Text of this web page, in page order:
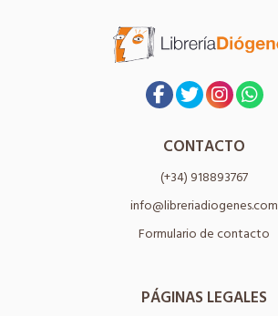
CONTACTO
(+34) 918893767
info@libreriadiogenes.com
Formulario de contacto
PÁGINAS LEGALES